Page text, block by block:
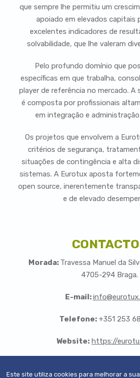
que sempre lhe permitiu um
apoiado em elevados capitais
excelentes indicadores de
solvabilidade, que lhe valeram
Pelo profundo domínio que
específicas em que trabalha,
player de referência no mercado. A
é composta por profissionais
em integração e
Os projetos que envolvem a
critérios de segurança,
situações de contingência e alta
sistemas. A Eurotux aposta
open source, inerentemente
e de elevado
Morada: Travessa Manuel da
4705-294 Braga.
E-mail:
Telefone:+351 253
Website: https://
Este site utiliza cookies para melhorar a